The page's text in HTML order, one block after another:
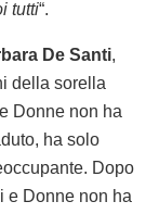
tutti“.
De Santi,
della sorella
Donne non ha
ha solo
Dopo
e Donne non ha